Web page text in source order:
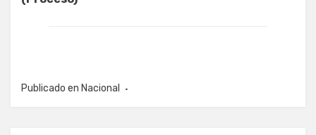
Publicado en Nacional